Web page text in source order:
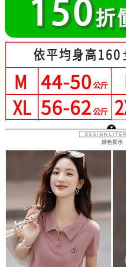
1.分期款項不併入電信帳單，「大哥付你
2.透過簡訊連結打開帳單後，可選擇「超
帳／街口支付／iPASS MONEY」等通路
【注意事項】
1.本服務係由「台灣大哥大股份有限公司
用戶於交易時，得透過本服務購買商品或
買賣價金債權讓與本公司後，依約使用本
2.基於同意付款使用「大哥付你分期」之
資料（包含姓名、電話或地址）提供予台
由本公司與您本人進行分期帳單所需資料
3.完整用戶服務條款，請詳閱以下連結：
【「AFTEE先享後付」結帳流程】
１．於結帳方式選擇「AFTEE先享後付」
結帳頁面，進行簡訊認證並確認金額後，
２．訂單成立數日內，您將收到繳費通知
ATM／網路銀行／等多元方式進行付款，
※ 請注意：結帳手續完成當下不需立刻繳
後付繳納相關費用。
※ 交易是否成功請以「AFTEE先享後付
是否繳費成功／繳費後需取消欲退款等相
客戶支援中心」 https://
１．透過由恩沛科技股份有限公司提供之
易，需依本服務之必要範圍內提供個人資
權轉讓予恩沛科技股份有限公司。
２．關於個人資料處理事宜，請瀏覽以下網
https://aftee.tw/terms/#terms3
３．未成年的使用者請事先徵得法定代理
「AFTEE先享後付」，若未經同意申辦者
４．使用「AFTEE先享後付」時，將依據
時審查核予不同之上限額度；若仍有額度
請求用戶進行身份認證。
５．嚴禁一人註冊多個帳號或使用他人資
恩沛科技股份有限公司將有權停止該用戶
運送方式
全家付款取貨
每筆NT$80，滿NT$699(含以上)免運
付款後全家取貨
每筆NT$80，滿NT$699(含以上)免運費
萊爾富取貨付款
每筆NT$80，滿NT$699(含以上)免運
付款後萊爾富取貨
每筆NT$80，滿NT$699(含以上)免運
每筆NT$80，滿NT$699(含以上)免運費
付款後7-11取貨
每筆NT$80，滿NT$699(含以上)免運費
宅配
每筆NT$70，滿NT$699(含以上)免運
離島-郵局寄送
每筆NT$90，滿NT$699(含以上)免運